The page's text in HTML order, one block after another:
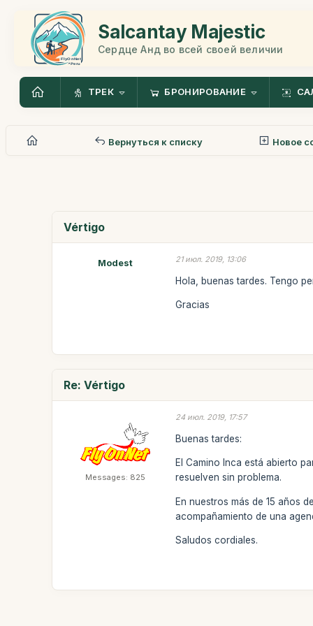
Salcantay Majestic
Сердце Анд во всей своей величии
ТРЕК БРОНИРОВАНИЕ
Вернуться к списку Новое
Vértigo
Modest 21 июл. 2019, 13:06
Hola, buenas tardes. Tengo
Gracias
Re: Vértigo
Messages: 825
24 июл. 2019, 17:57
Buenas tardes:
El Camino Inca está abierto
resuelven sin problema.
En nuestros más de 15 años
acompañamiento de una
Saludos cordiales.